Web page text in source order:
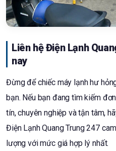
Liên hệ Điện Lạnh
nay
Đừng để chiếc máy lạnh hư
bạn. Nếu bạn đang tìm kiếm
tín, chuyên nghiệp và tận tâm,
Điện Lạnh Quang Trung 247
lượng với mức giá hợp lý nhất.